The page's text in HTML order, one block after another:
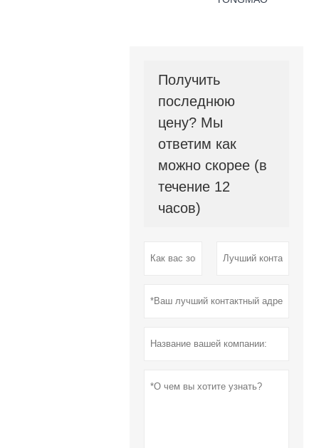
Получить
последнюю
цену? Мы
ответим как
можно скорее (в
течение 12
часов)